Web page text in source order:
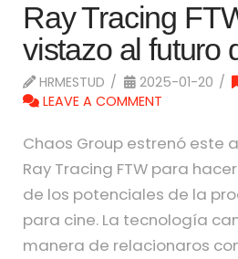
Ray Tracing
vistazo al futuro
HRMESTUD 2025-01-20
LEAVE A COMMENT
Chaos Group estrenó este
Ray Tracing FTW para
de los potenciales de la
para cine. La tecnología
manera de relacionaros